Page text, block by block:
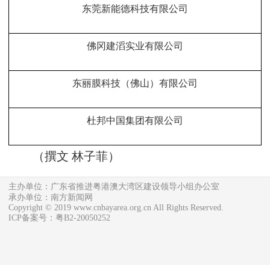
东莞新能德科技有限公司
佛冈建滔实业有限公司
东丽膜科技（佛山）有限公司
杜邦中国集团有限公司
（撰文 林子菲）
主办单位：广东省推进粤港澳大湾区建设领导小组办公室
承办单位：南方新闻网
Copyright © 2019 www.cnbayarea.org.cn All Rights Reserved.
ICP备案号：粤B2-20050252